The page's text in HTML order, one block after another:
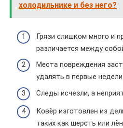
холодильнике и без него?
Грязи слишком много и
различается между
Места повреждения
удалять в первые
Следы исчезли, а
Ковёр изготовлен из
таких как шерсть или